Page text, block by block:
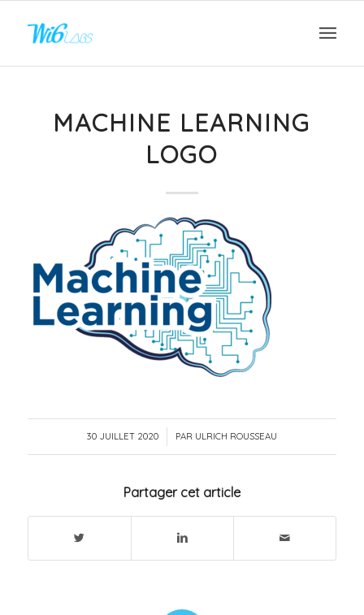
MACHINE LEARNING
LOGO
30 JUILLET 2020
/ PAR ULRICH ROUSSEAU
Partager cet article